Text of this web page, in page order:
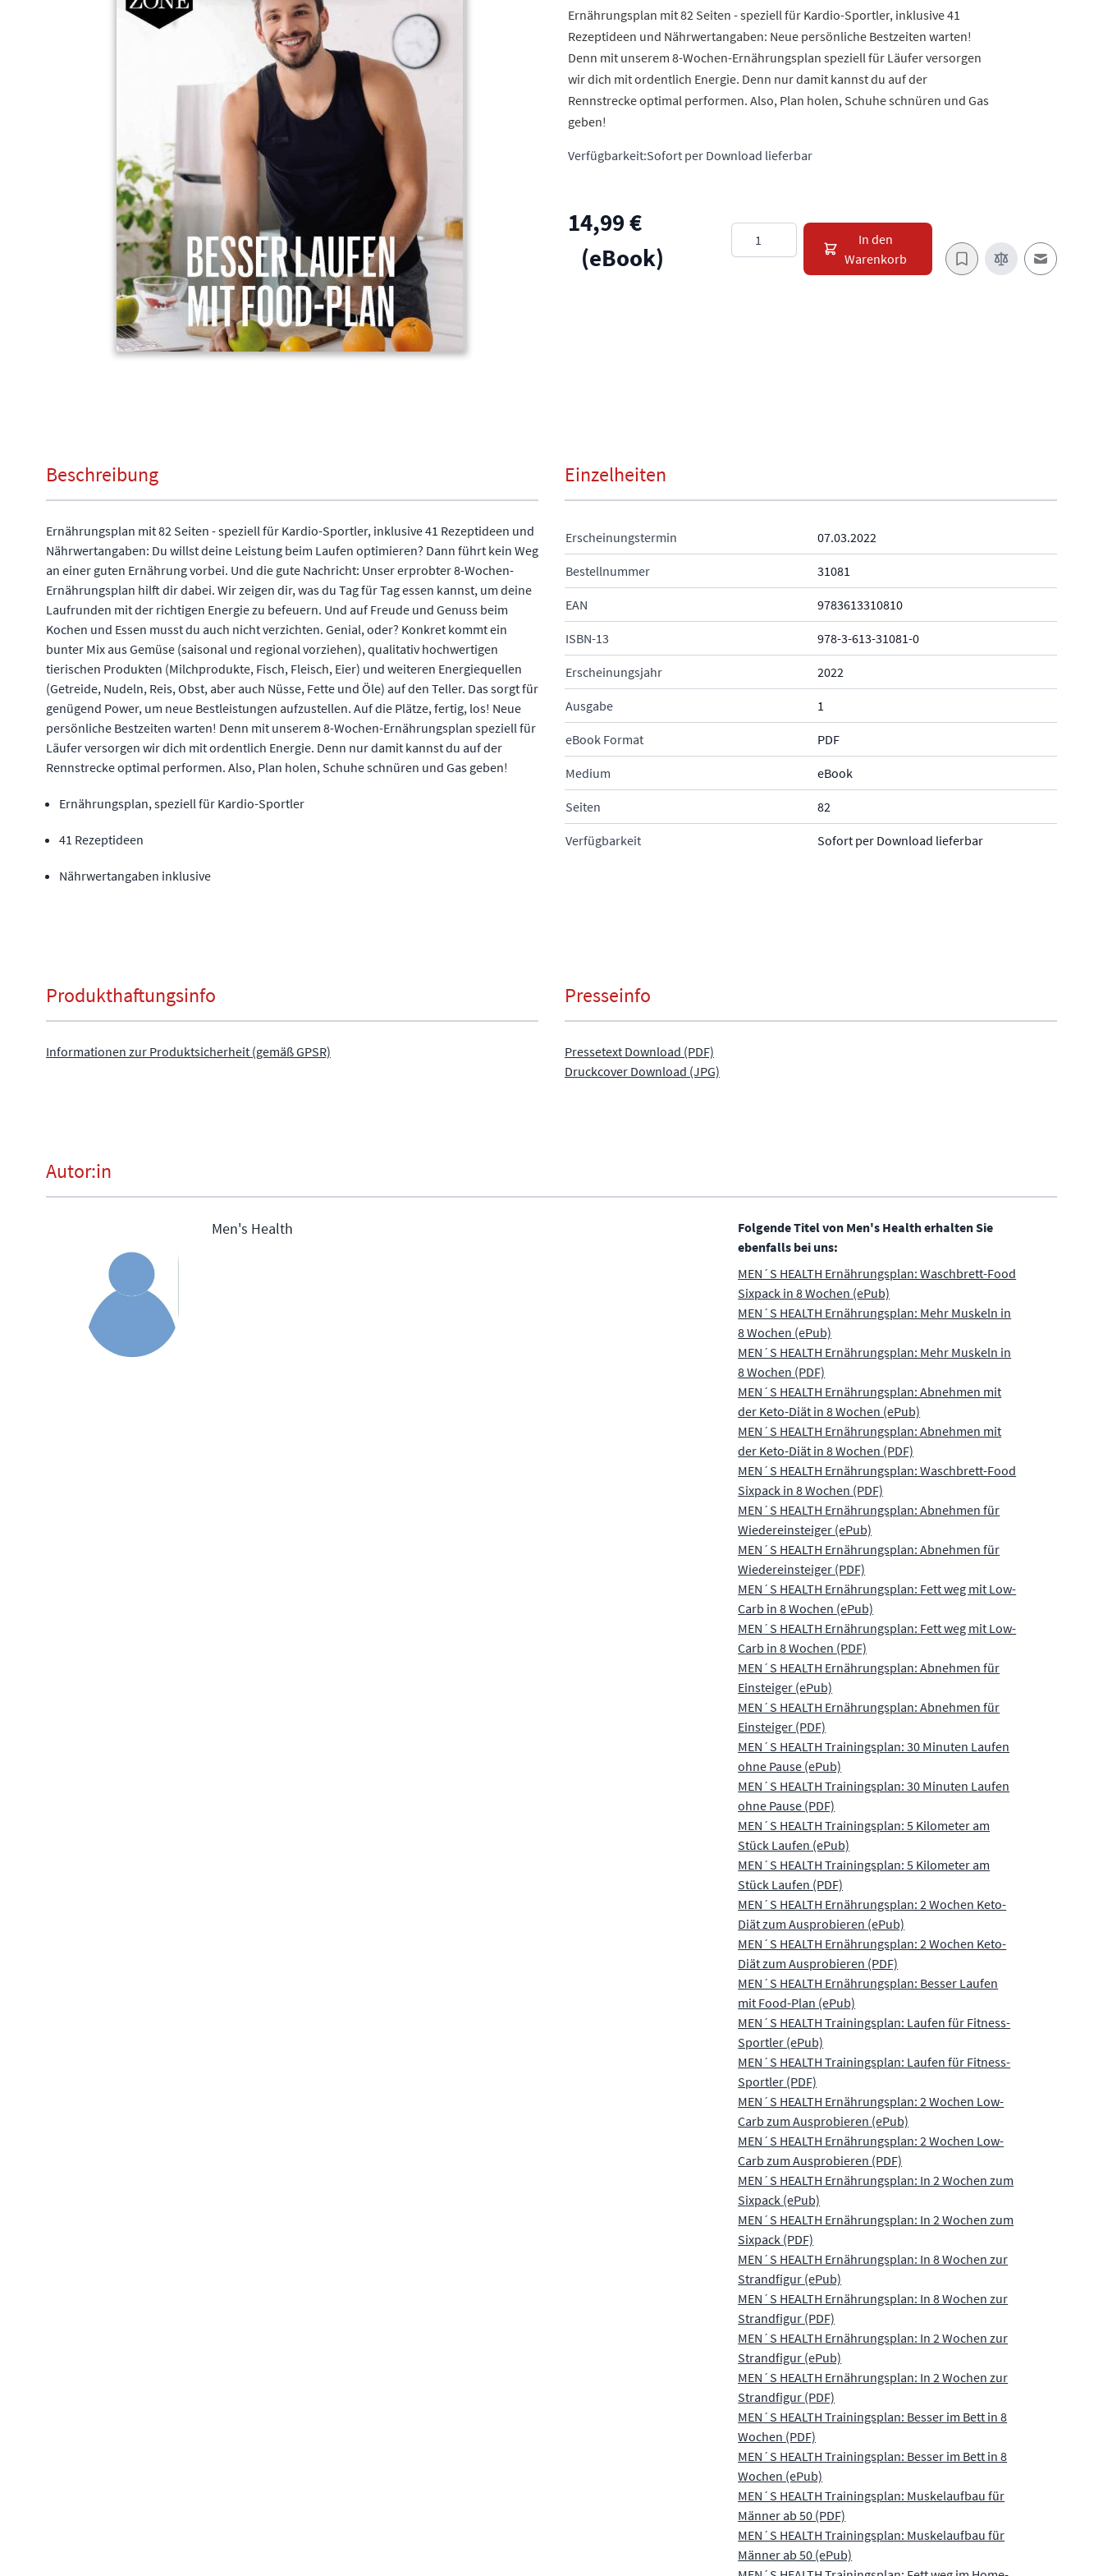
Ernährungsplan mit 82 Seiten - speziell für Kardio-Sportler, inklusive 41
Rezeptideen und Nährwertangaben: Neue persönliche Bestzeiten warten!
Denn mit unserem 8-Wochen-Ernährungsplan speziell für Läufer versorgen
wir dich mit ordentlich Energie. Denn nur damit kannst du auf der
Rennstrecke optimal performen. Also, Plan holen, Schuhe schnüren und Gas
geben!
Verfügbarkeit:Sofort per Download lieferbar
14,99 €
(eBook)
Menge
In den
Warenkorb
E-Mail an
Beschreibung
Ernährungsplan mit 82 Seiten - speziell für Kardio-Sportler, inklusive 41 Rezeptideen und
Nährwertangaben: Du willst deine Leistung beim Laufen optimieren? Dann führt kein Weg
an einer guten Ernährung vorbei. Und die gute Nachricht: Unser erprobter 8-Wochen-
Ernährungsplan hilft dir dabei. Wir zeigen dir, was du Tag für Tag essen kannst, um deine
Laufrunden mit der richtigen Energie zu befeuern. Und auf Freude und Genuss beim
Kochen und Essen musst du auch nicht verzichten. Genial, oder? Konkret kommt ein
bunter Mix aus Gemüse (saisonal und regional vorziehen), qualitativ hochwertigen
tierischen Produkten (Milchprodukte, Fisch, Fleisch, Eier) und weiteren Energiequellen
(Getreide, Nudeln, Reis, Obst, aber auch Nüsse, Fette und Öle) auf den Teller. Das sorgt für
genügend Power, um neue Bestleistungen aufzustellen. Auf die Plätze, fertig, los! Neue
persönliche Bestzeiten warten! Denn mit unserem 8-Wochen-Ernährungsplan speziell für
Läufer versorgen wir dich mit ordentlich Energie. Denn nur damit kannst du auf der
Rennstrecke optimal performen. Also, Plan holen, Schuhe schnüren und Gas geben!
Ernährungsplan, speziell für Kardio-Sportler
41 Rezeptideen
Nährwertangaben inklusive
Einzelheiten
Erscheinungstermin 07.03.2022
Bestellnummer 31081
EAN 9783613310810
ISBN-13 978-3-613-31081-0
Erscheinungsjahr 2022
Ausgabe 1
eBook Format PDF
Medium eBook
Seiten 82
Verfügbarkeit Sofort per Download lieferbar
Produkthaftungsinfo
Informationen zur Produktsicherheit (gemäß GPSR)
Presseinfo
Pressetext Download (PDF)
Druckcover Download (JPG)
Autor:in
Men's Health
Folgende Titel von Men's Health erhalten Sie
ebenfalls bei uns:
MEN´S HEALTH Ernährungsplan: Waschbrett-Food
Sixpack in 8 Wochen (ePub)
MEN´S HEALTH Ernährungsplan: Mehr Muskeln in
8 Wochen (ePub)
MEN´S HEALTH Ernährungsplan: Mehr Muskeln in
8 Wochen (PDF)
MEN´S HEALTH Ernährungsplan: Abnehmen mit
der Keto-Diät in 8 Wochen (ePub)
MEN´S HEALTH Ernährungsplan: Abnehmen mit
der Keto-Diät in 8 Wochen (PDF)
MEN´S HEALTH Ernährungsplan: Waschbrett-Food
Sixpack in 8 Wochen (PDF)
MEN´S HEALTH Ernährungsplan: Abnehmen für
Wiedereinsteiger (ePub)
MEN´S HEALTH Ernährungsplan: Abnehmen für
Wiedereinsteiger (PDF)
MEN´S HEALTH Ernährungsplan: Fett weg mit Low-
Carb in 8 Wochen (ePub)
MEN´S HEALTH Ernährungsplan: Fett weg mit Low-
Carb in 8 Wochen (PDF)
MEN´S HEALTH Ernährungsplan: Abnehmen für
Einsteiger (ePub)
MEN´S HEALTH Ernährungsplan: Abnehmen für
Einsteiger (PDF)
MEN´S HEALTH Trainingsplan: 30 Minuten Laufen
ohne Pause (ePub)
MEN´S HEALTH Trainingsplan: 30 Minuten Laufen
ohne Pause (PDF)
MEN´S HEALTH Trainingsplan: 5 Kilometer am
Stück Laufen (ePub)
MEN´S HEALTH Trainingsplan: 5 Kilometer am
Stück Laufen (PDF)
MEN´S HEALTH Ernährungsplan: 2 Wochen Keto-
Diät zum Ausprobieren (ePub)
MEN´S HEALTH Ernährungsplan: 2 Wochen Keto-
Diät zum Ausprobieren (PDF)
MEN´S HEALTH Ernährungsplan: Besser Laufen
mit Food-Plan (ePub)
MEN´S HEALTH Trainingsplan: Laufen für Fitness-
Sportler (ePub)
MEN´S HEALTH Trainingsplan: Laufen für Fitness-
Sportler (PDF)
MEN´S HEALTH Ernährungsplan: 2 Wochen Low-
Carb zum Ausprobieren (ePub)
MEN´S HEALTH Ernährungsplan: 2 Wochen Low-
Carb zum Ausprobieren (PDF)
MEN´S HEALTH Ernährungsplan: In 2 Wochen zum
Sixpack (ePub)
MEN´S HEALTH Ernährungsplan: In 2 Wochen zum
Sixpack (PDF)
MEN´S HEALTH Ernährungsplan: In 8 Wochen zur
Strandfigur (ePub)
MEN´S HEALTH Ernährungsplan: In 8 Wochen zur
Strandfigur (PDF)
MEN´S HEALTH Ernährungsplan: In 2 Wochen zur
Strandfigur (ePub)
MEN´S HEALTH Ernährungsplan: In 2 Wochen zur
Strandfigur (PDF)
MEN´S HEALTH Trainingsplan: Besser im Bett in 8
Wochen (PDF)
MEN´S HEALTH Trainingsplan: Besser im Bett in 8
Wochen (ePub)
MEN´S HEALTH Trainingsplan: Muskelaufbau für
Männer ab 50 (PDF)
MEN´S HEALTH Trainingsplan: Muskelaufbau für
Männer ab 50 (ePub)